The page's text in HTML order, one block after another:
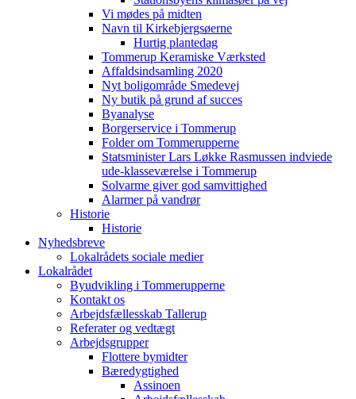
Vi mødes på midten
Navn til Kirkebjergsøerne
Hurtig plantedag
Tommerup Keramiske Værksted
Affaldsindsamling 2020
Nyt boligområde Smedevej
Ny butik på grund af succes
Byanalyse
Borgerservice i Tommerup
Folder om Tommerupperne
Statsminister Lars Løkke Rasmussen indviede
ude-klasseværelse i Tommerup
Solvarme giver god samvittighed
Alarmer på vandrør
Historie
Historie
Nyhedsbreve
Lokalrådets sociale medier
Lokalrådet
Byudvikling i Tommerupperne
Kontakt os
Arbejdsfællesskab Tallerup
Referater og vedtægt
Arbejdsgrupper
Flottere bymidter
Bæredygtighed
Assinoen